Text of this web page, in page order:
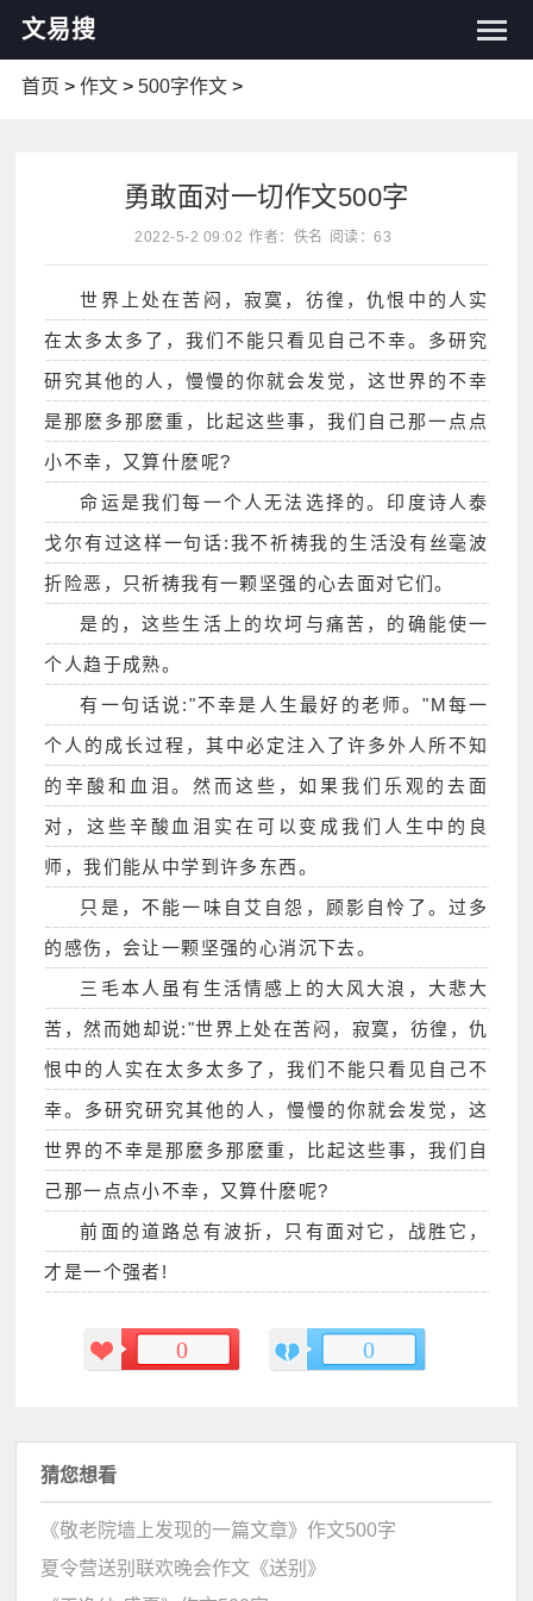
文易搜
首页 > 作文> 500字作文>
勇敢面对一切作文500字
2022-5-2 09:02 作者：佚名 阅读：63
世界上处在苦闷，寂寞，彷徨，仇恨中的人实
在太多太多了，我们不能只看见自己不幸。多研究
研究其他的人，慢慢的你就会发觉，这世界的不幸
是那麽多那麽重，比起这些事，我们自己那一点点
小不幸，又算什麽呢?
命运是我们每一个人无法选择的。印度诗人泰
戈尔有过这样一句话:我不祈祷我的生活没有丝毫波
折险恶，只祈祷我有一颗坚强的心去面对它们。
是的，这些生活上的坎坷与痛苦，的确能使一
个人趋于成熟。
有一句话说:"不幸是人生最好的老师。"M每一
个人的成长过程，其中必定注入了许多外人所不知
的辛酸和血泪。然而这些，如果我们乐观的去面
对，这些辛酸血泪实在可以变成我们人生中的良
师，我们能从中学到许多东西。
只是，不能一味自艾自怨，顾影自怜了。过多
的感伤，会让一颗坚强的心消沉下去。
三毛本人虽有生活情感上的大风大浪，大悲大
苦，然而她却说:"世界上处在苦闷，寂寞，彷徨，仇
恨中的人实在太多太多了，我们不能只看见自己不
幸。多研究研究其他的人，慢慢的你就会发觉，这
世界的不幸是那麽多那麽重，比起这些事，我们自
己那一点点小不幸，又算什麽呢?
前面的道路总有波折，只有面对它，战胜它，
才是一个强者!
0 0
猜您想看
《敬老院墙上发现的一篇文章》作文500字
夏令营送别联欢晚会作文《送别》